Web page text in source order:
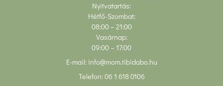
Nyitvatartás:
Hétfő-Szombat:
08:00 – 21:00
Vasárnap:
09:00 – 17:00
E-mail: info@mom.tibidabo.hu
Telefon:06 1 618 0106